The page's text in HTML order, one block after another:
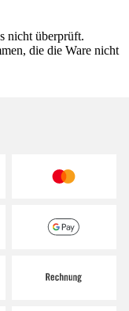
nicht überprüft.
die die Ware nicht